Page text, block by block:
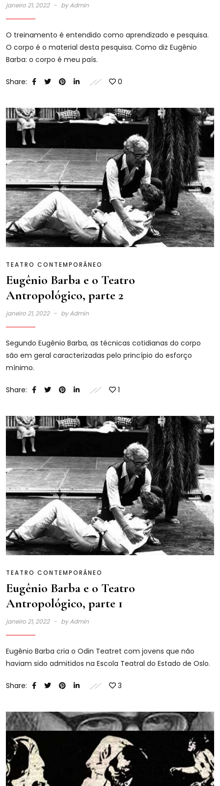
janeiro 21, 2022 byAdmin
O treinamento é entendido como aprendizado e pesquisa.
O corpo é o material desta pesquisa. Como diz Eugênio
Barba: o corpo é meu país.
Share: 0
TEATRO CONTEMPORÂNEO
Eugênio Barba e o Teatro
Antropológico, parte 2
janeiro 21, 2022 byAdmin
Segundo Eugênio Barba, as técnicas cotidianas do corpo
são em geral caracterizadas pelo princípio do esforço
mínimo.
Share: 1
TEATRO CONTEMPORÂNEO
Eugênio Barba e o Teatro
Antropológico, parte 1
janeiro 21, 2022 byAdmin
Eugênio Barba cria o Odin Teatret com jovens que não
haviam sido admitidos na Escola Teatral do Estado de Oslo.
Share: 3